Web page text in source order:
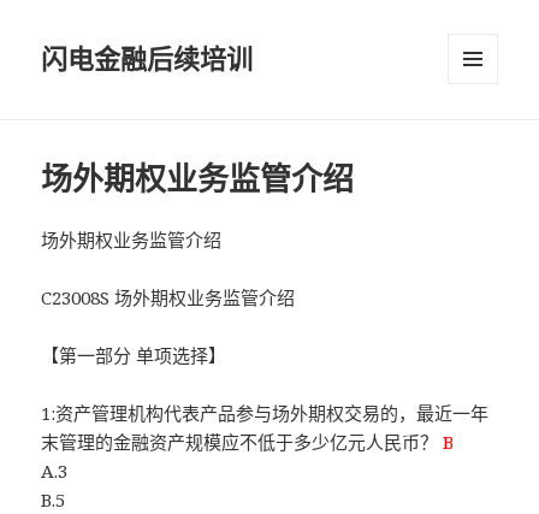
闪电金融后续培训
场外期权业务监管介绍
场外期权业务监管介绍
C23008S 场外期权业务监管介绍
【第一部分 单项选择】
1:资产管理机构代表产品参与场外期权交易的，最近一年
末管理的金融资产规模应不低于多少亿元人民币？B
A.3
B.5